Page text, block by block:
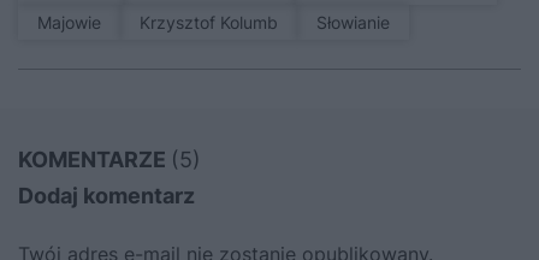
Majowie
Krzysztof Kolumb Słowianie
KOMENTARZE (5)
Dodaj komentarz
Twój adres e-mail nie zostanie opublikowany.